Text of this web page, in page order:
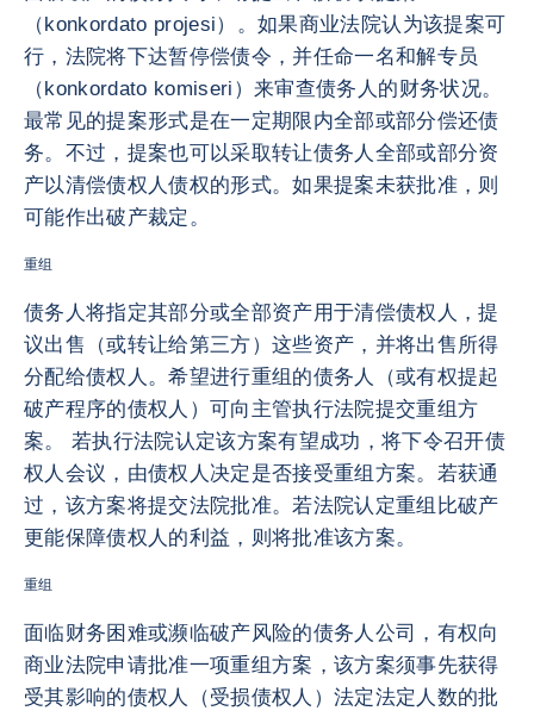
（konkordato projesi）。如果商业法院认为该提案可
行，法院将下达暂停偿债令，并任命一名和解专员
（konkordato komiseri）来审查债务人的财务状况。
最常见的提案形式是在一定期限内全部或部分偿还债
务。不过，提案也可以采取转让债务人全部或部分资
产以清偿债权人债权的形式。如果提案未获批准，则
可能作出破产裁定。
重组
债务人将指定其部分或全部资产用于清偿债权人，提
议出售（或转让给第三方）这些资产，并将出售所得
分配给债权人。希望进行重组的债务人（或有权提起
破产程序的债权人）可向主管执行法院提交重组方
案。 若执行法院认定该方案有望成功，将下令召开债
权人会议，由债权人决定是否接受重组方案。若获通
过，该方案将提交法院批准。若法院认定重组比破产
更能保障债权人的利益，则将批准该方案。
重组
面临财务困难或濒临破产风险的债务人公司，有权向
商业法院申请批准一项重组方案，该方案须事先获得
受其影响的债权人（受损债权人）法定法定人数的批